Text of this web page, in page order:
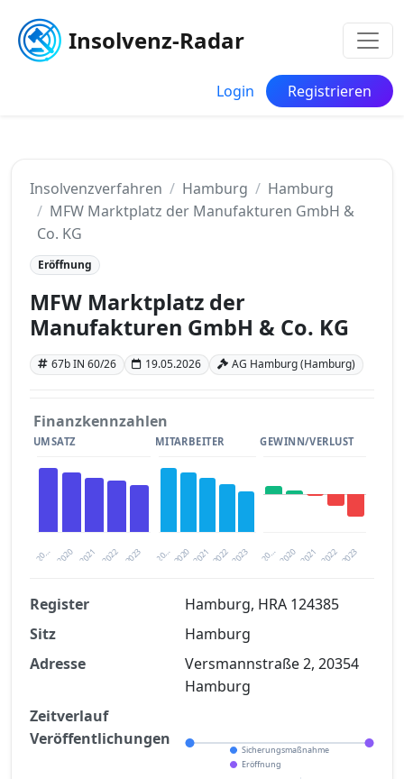
Insolvenz-Radar
Login Registrieren
Insolvenzverfahren Hamburg
Hamburg
MFW Marktplatz der Manufakturen GmbH &
Co. KG
Eröffnung
MFW Marktplatz der
Manufakturen GmbH & Co. KG
67b IN 60/26 19.05.2026 AG Hamburg (Hamburg)
Finanzkennzahlen
UMSATZ
20… 2021 2023
2020 2022
MITARBEITER
20… 2021 2023
2020 2022
GEWINN/VERLUST
20… 2021 2023
2020 2022
Finanzkennzahlen nach kostenloser
Registrierung verfügbar
Jetzt kostenlos registrieren
Register
Hamburg, HRA 124385
Sitz
Hamburg
Adresse
Versmannstraße 2, 20354
Hamburg
Zeitverlauf
Veröffentlichungen
Sicherungsmaßnahme
Eröffnung